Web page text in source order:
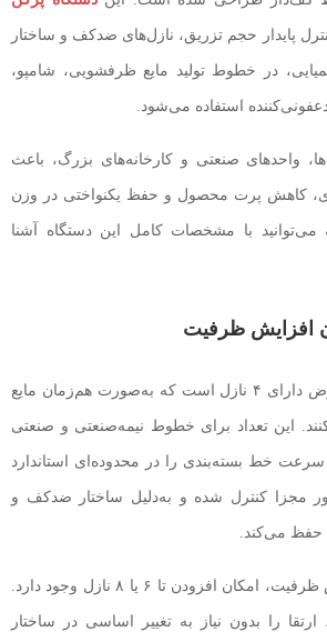
پایدار حجم تزریق، نازل‌های ضدکف و ساختار
در خطوط تولید مایع ظرفشویی، شامپو،
استفاده می‌شود.
واحدهای ‌صنعتی و کارخانه‌های بزرگ، باعث
کاهش پرت محصول و حفظ یکنواختی در وزن
با مشخصات کامل این دستگاه آشنا
افزایش ظرفیت
دستگاه به‌صورت پیش‌فرض دارای ۴ نازل است که به‌صورت هم‌زمان مایع
این تعداد برای خطوط نیمه‌صنعتی و صنعتی
خط بسته‌بندی را در محدوده‌ای استاندارد
مجزا کنترل شده و به‌دلیل ساختار ضدکف و
حفظ می‌کند.
در صورت نیاز به افزایش ظرفیت، امکان افزودن تا ۶ یا ۸ نازل وجود دارد.
را بدون نیاز به تغییر اساسی در ساختار